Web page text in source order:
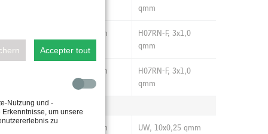
qmm
20° medium
H07RN-F, 3x1,0
qmm
20° medium
H07RN-F, 3x1,0
qmm
20° medium UW, 10x0,25 qmm
Accepter tout
Nutzung und -
um unsere
zu